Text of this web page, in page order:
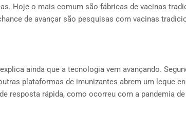
Hoje o mais comum são fábricas de vacinas
de avançar são pesquisas com vacinas
ainda que a tecnologia vem avançando.
plataformas de imunizantes abrem um leque
resposta rápida, como ocorreu com a pandemia de